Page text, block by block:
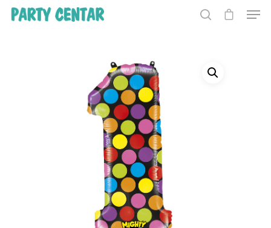
Hit enter to search or ESC to close